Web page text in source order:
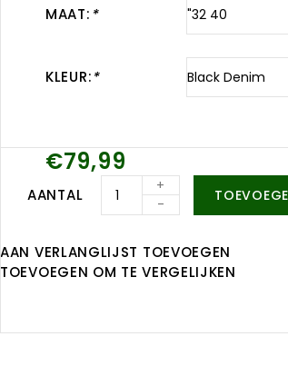
MAAT: *
KLEUR:*
€79,99
AANTAL
+
-
AAN VERLANGLIJST TOEVOEGEN
TOEVOEGEN OM TE VERGELIJKEN